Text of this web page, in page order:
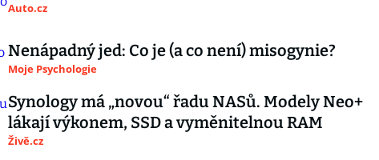
Auto.cz
Nenápadný jed: Co je (a co není) misogynie?
Moje Psychologie
Synology má „novou“ řadu NASů. Modely Neo+
lákají výkonem, SSD a vyměnitelnou RAM
Živě.cz